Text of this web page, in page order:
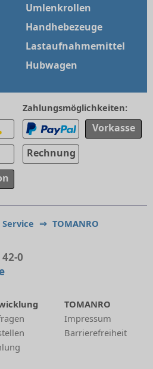
Umlenkrollen
Handhebezeuge
Lastaufnahmemittel
Hubwagen
Zahlungsmöglichkeiten:
Vorkasse
Rechnung
⇒ TOMANRO
0
TOMANRO
Impressum
Barrierefreiheit